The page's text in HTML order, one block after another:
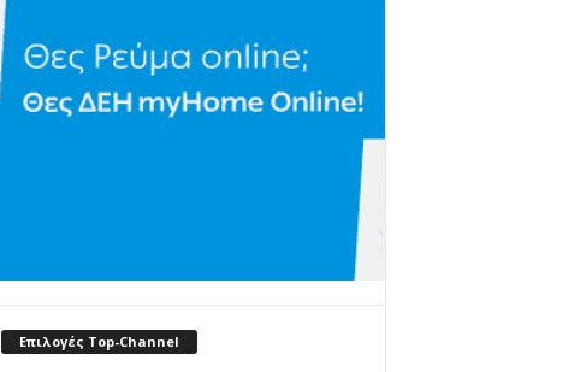
Επιλογές Top-Channel